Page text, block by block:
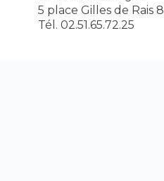
5 place Gilles de Rais
Tél. 02.51.65.72.25